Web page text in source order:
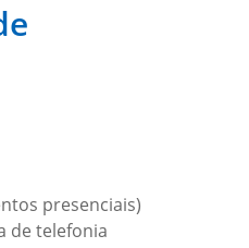
presenciais)
de telefonia